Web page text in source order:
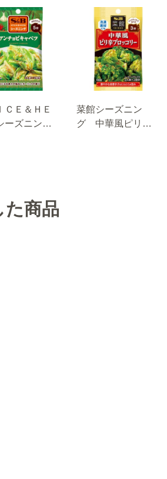
ＣＥ＆ＨＥ
ーズニン
菜館シーズニン
グ 中華風ピリ辛
た商品